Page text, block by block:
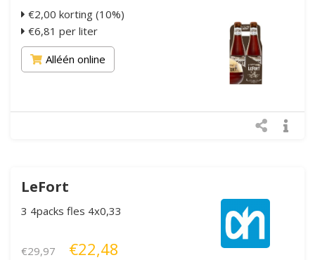
€2,00 korting (10%)
€6,81 per liter
Alléén online
LeFort
3 4packs fles 4x0,33
€29,97 €22,48